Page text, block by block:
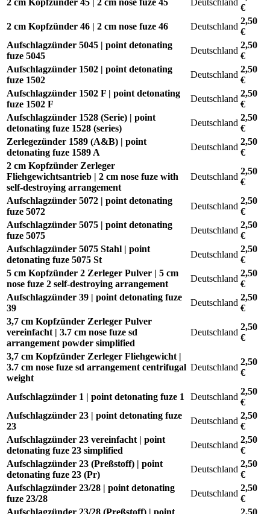
€
2 cm Kopfzünder 46 | 2 cm nose fuze 46
Deutschland
2,50
€
Aufschlagzünder 5045 | point detonating
fuze 5045
Deutschland
2,50
€
Aufschlagzünder 1502 | point detonating
fuze 1502
Deutschland
2,50
€
Aufschlagzünder 1502 F | point detonating
fuze 1502 F
Deutschland
2,50
€
Aufschlagzünder 1528 (Serie) | point
detonating fuze 1528 (series)
Deutschland
2,50
€
Zerlegezünder 1589 (A&B) | point
detonating fuze 1589 A
Deutschland
2,50
€
2 cm Kopfzünder Zerleger
Fliehgewichtsantrieb | 2 cm nose fuze with
self-destroying arrangement
Deutschland
2,50
€
Aufschlagzünder 5072 | point detonating
fuze 5072
Deutschland
2,50
€
Aufschlagzünder 5075 | point detonating
fuze 5075
Deutschland
2,50
€
Aufschlagzünder 5075 Stahl | point
detonating fuze 5075 St
Deutschland
2,50
€
5 cm Kopfzünder 2 Zerleger Pulver | 5 cm
nose fuze 2 self-destroying arrangement
Deutschland
2,50
€
Aufschlagzünder 39 | point detonating fuze
39
Deutschland
2,50
€
3,7 cm Kopfzünder Zerleger Pulver
vereinfacht | 3.7 cm nose fuze sd
arrangement powder simplified
Deutschland
2,50
€
3,7 cm Kopfzünder Zerleger Fliehgewicht |
3.7 cm nose fuze sd arrangement centrifugal
weight
Deutschland
2,50
€
Aufschlagzünder 1 | point detonating fuze 1 Deutschland
2,50
€
Aufschlagzünder 23 | point detonating fuze
23
Deutschland
2,50
€
Aufschlagzünder 23 vereinfacht | point
detonating fuze 23 simplified
Deutschland
2,50
€
Aufschlagzünder 23 (Preßstoff) | point
detonating fuze 23 (Pr)
Deutschland
2,50
€
Aufschlagzünder 23/28 | point detonating
fuze 23/28
Deutschland
2,50
€
Aufschlagzünder 23/28 (Preßstoff) | point
2,50